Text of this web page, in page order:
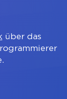
über das